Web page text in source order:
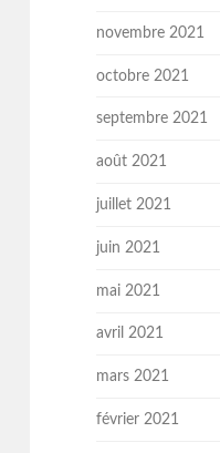
novembre 2021
octobre 2021
septembre 2021
août 2021
juillet 2021
juin 2021
mai 2021
avril 2021
mars 2021
février 2021